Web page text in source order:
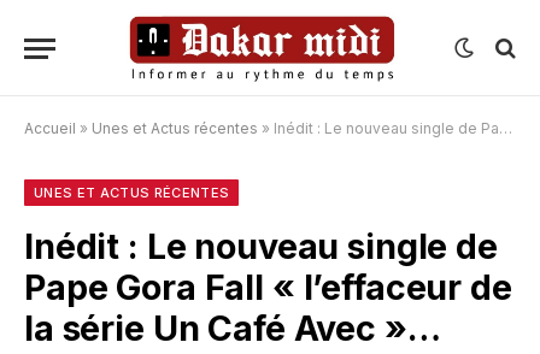
Accueil » Unes et Actus récentes » Inédit : Le nouveau single de Pape Gora Fall « l’effaceur de la série Un Café Avec »…
UNES ET ACTUS RÉCENTES
Inédit : Le nouveau single de
Pape Gora Fall « l’effaceur de
la série Un Café Avec »…